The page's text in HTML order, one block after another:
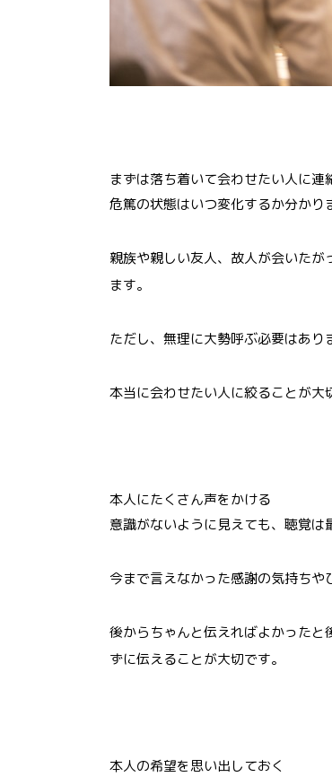
まずは落ち着いて会わせたい人に連
危篤の状態はいつ変化するか分かり
親族や親しい友人、故人が会いた
ます。
ただし、無理に大勢呼ぶ必要はあり
本当に会わせたい人に絞ることが大
本人にたくさん声をかける
意識がないように見えても、聴覚は
今まで言えなかった感謝の気持ちや
後からちゃんと伝えればよかった
ずに伝えることが大切です。
本人の希望を思い出しておく